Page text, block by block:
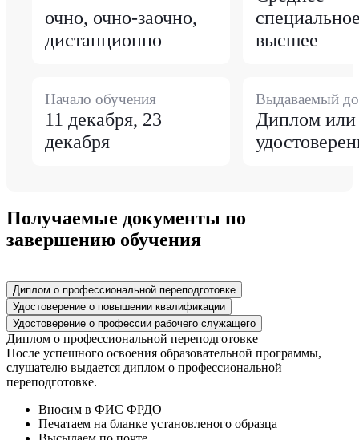
очно, очно-заочно,
дистанционно
высшее
Начало обучения
11 декабря, 23
декабря
Выдаваемый
Диплом или
Получаемые документы по
завершению обучения
Диплом о профессиональной переподготовке
Удостоверение о повышении квалификации
Удостоверение о профессии рабочего служащего
Диплом о профессиональной переподготовке
После успешного освоения образовательной программы,
слушателю выдается диплом о профессиональной
переподготовке.
Вносим в ФИС ФРДО
Печатаем на бланке установленого образца